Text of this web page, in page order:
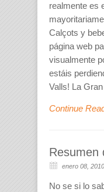
realmente es
Calçots y
página web
visualmente
estáis
Valls! La
Continue
Resumen
enero 08, 2010
No se si lo